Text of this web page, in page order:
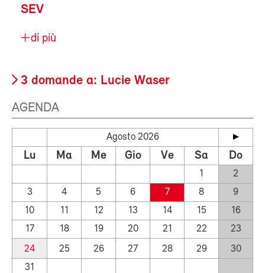
SEV
di più
3 domande a: Lucie Waser
AGENDA
Agosto 2026
Lu Ma Me Gio Ve Sa Do
1
2
3
4 5 6 7 8
9
10
11 12 13 14 15
16
17
18 19 20 21 22
23
24
25 26 27 28 29
30
31